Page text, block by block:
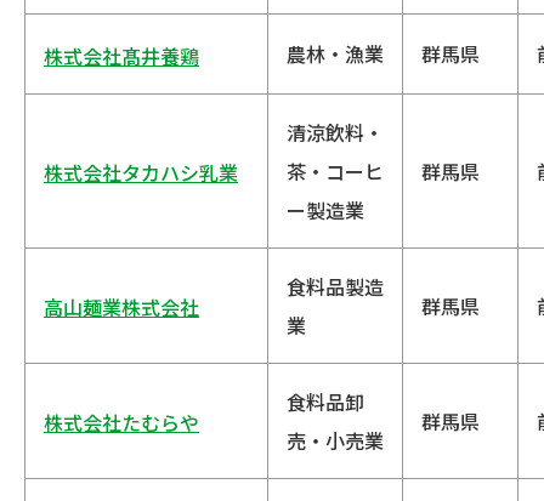
株式会社髙井養鶏 農林・漁業 群馬県
株式会社タカハシ乳業
清涼飲料・
茶・コーヒ
ー製造業
群馬県
高山麺業株式会社
食料品製造
業
群馬県
株式会社たむらや
食料品卸
売・小売業
群馬県